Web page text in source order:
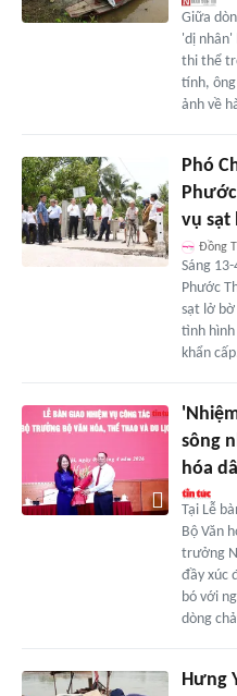
Giữa
'dị nhân'
thi thể
tính,
ảnh về
Phó
vụ sạt
Đồng
Sáng
Phước
sạt lở bờ
tình
khẩn
sông
hóa
Tại Lễ
Bộ Văn
trưởng
đầy xúc
bó với
dòng
Hưng